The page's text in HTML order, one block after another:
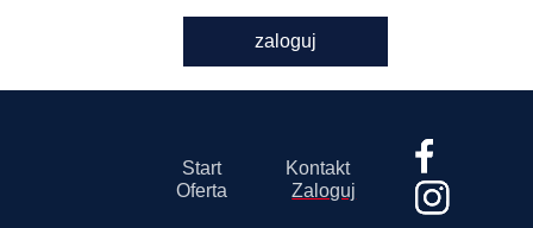
zaloguj
Start
Kontakt
Oferta
Zaloguj